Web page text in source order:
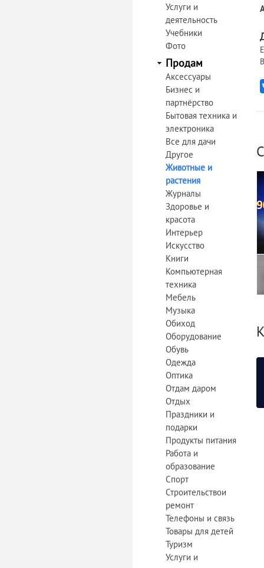
Услуги и
деятельность
Учебники
Фото
Продам
Аксессуары
Бизнес и
партнёрство
Бытовая техника и
электроника
Все для дачи
Другое
Животные и
растения
Журналы
Здоровье и
красота
Интерьер
Искусство
Книги
Компьютерная
техника
Мебель
Музыка
Обиход
Оборудование
Обувь
Одежда
Оптика
Отдам даром
Отдых
Праздники и
подарки
Продукты питания
Работа и
образование
Спорт
Строительствои
ремонт
Телефоны и связь
Товары для детей
Туризм
Услуги и